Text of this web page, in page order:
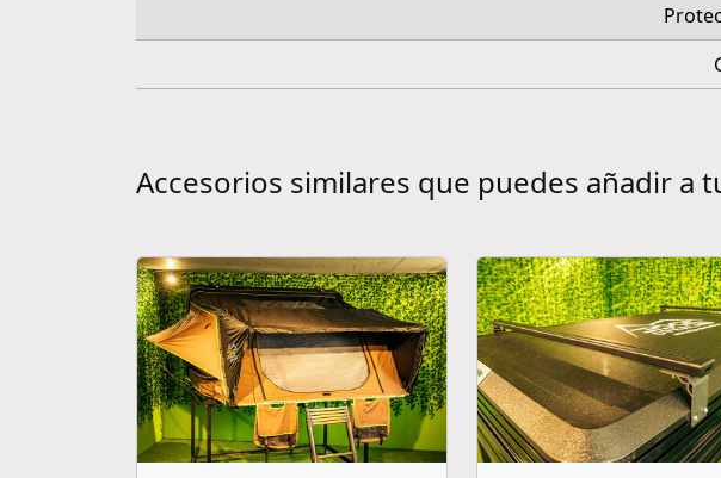
Accesorios similares que puedes añadir a